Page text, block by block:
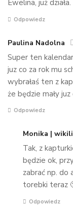
Ewelina, już
Odpowiedz
Paulina Nadolna
Super ten
juz co za rok mu
wybrałaś ten z
że będzie mały
Odpowiedz
Monika |
Tak, z
będzie ok,
zabrać np. do
torebki teraz
Odpowiedz